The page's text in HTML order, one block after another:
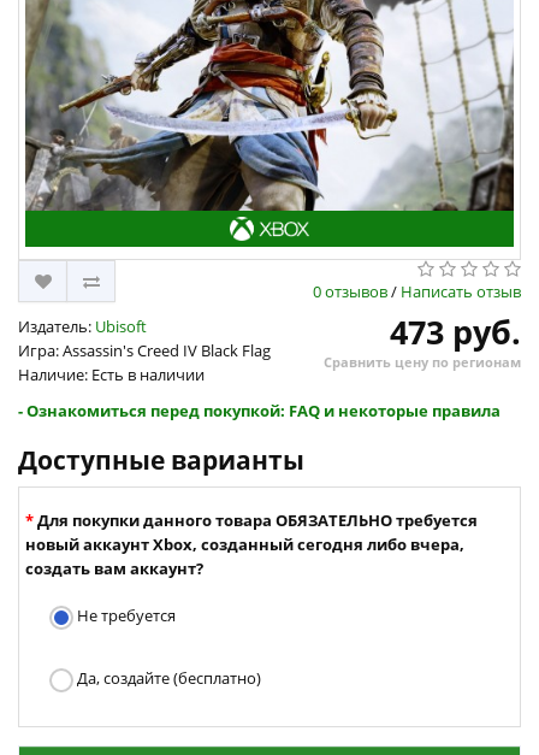
0 отзывов/ Написать отзыв
Издатель: Ubisoft
Игра: Assassin's Creed IV Black Flag
Наличие: Есть в наличии
473 руб.
Сравнить цену по регионам
- Ознакомиться перед покупкой: FAQ и некоторые правила
Доступные варианты
Для покупки данного товара ОБЯЗАТЕЛЬНО требуется
новый аккаунт Xbox, созданный сегодня либо вчера,
создать вам аккаунт?
Не требуется
Да, создайте (бесплатно)